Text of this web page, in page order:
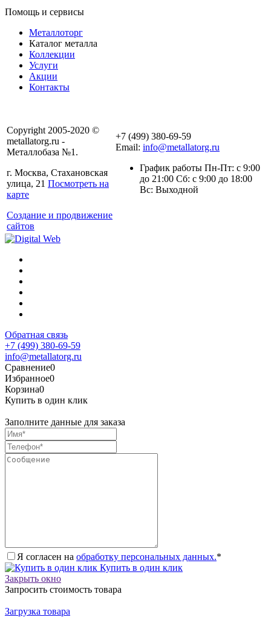
Помощь и сервисы
Металлоторг
Каталог металла
Коллекции
Услуги
Акции
Контакты
Copyright 2005-2020 ©
metallatorg.ru -
Металлобаза №1.
г. Москва, Стахановская
улица, 21 Посмотреть на
карте
Создание и продвижение
сайтов
+7 (499) 380-69-59
Email: info@metallatorg.ru
График работы Пн-Пт: с 9:00
до 21:00 Сб: с 9:00 до 18:00
Вс: Выходной
Обратная связь
+7 (499) 380-69-59
info@metallatorg.ru
Сравнение0
Избранное0
Корзина0
Купить в один клик
Заполните данные для заказа
Я согласен на обработку персональных данных.*
Купить в один клик
Закрыть окно
Запросить стоимость товара
Загрузка товара